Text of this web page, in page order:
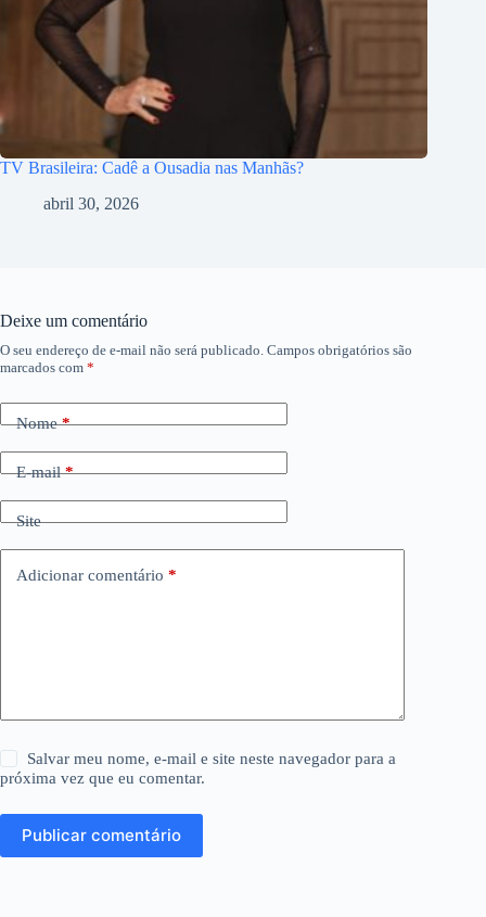
TV Brasileira: Cadê a Ousadia nas Manhãs?
abril 30, 2026
Deixe um comentário
O seu endereço de e-mail não será publicado. Campos obrigatórios são
marcados com *
Nome*
E-mail*
Site
Adicionar comentário *
Salvar meu nome, e-mail e site neste navegador para a
próxima vez que eu comentar.
Publicar comentário